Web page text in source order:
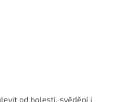
od bolesti, svědění i